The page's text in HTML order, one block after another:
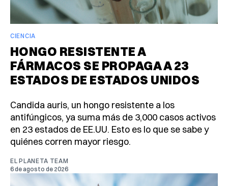
CIENCIA
HONGO RESISTENTE A
FÁRMACOS SE PROPAGA A 23
ESTADOS DE ESTADOS UNIDOS
Candida auris, un hongo resistente a los
antifúngicos, ya suma más de 3,000 casos activos
en 23 estados de EE.UU. Esto es lo que se sabe y
quiénes corren mayor riesgo.
EL PLANETA TEAM
6 de agosto de 2026